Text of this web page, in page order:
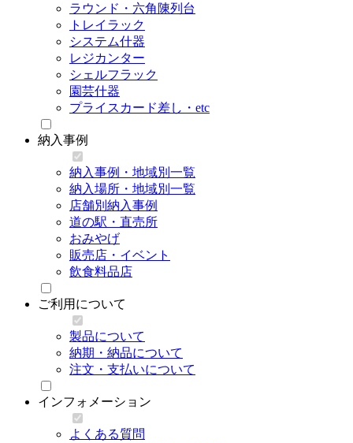
ラウンド・六角陳列台
トレイラック
システム什器
レジカンター
シェルフラック
園芸什器
プライスカード差し・etc
納入事例
納入事例・地域別一覧
納入場所・地域別一覧
店舗別納入事例
道の駅・直売所
おみやげ
販売店・イベント
飲食料品店
ご利用について
製品について
納期・納品について
注文・支払いについて
インフォメーション
よくある質問